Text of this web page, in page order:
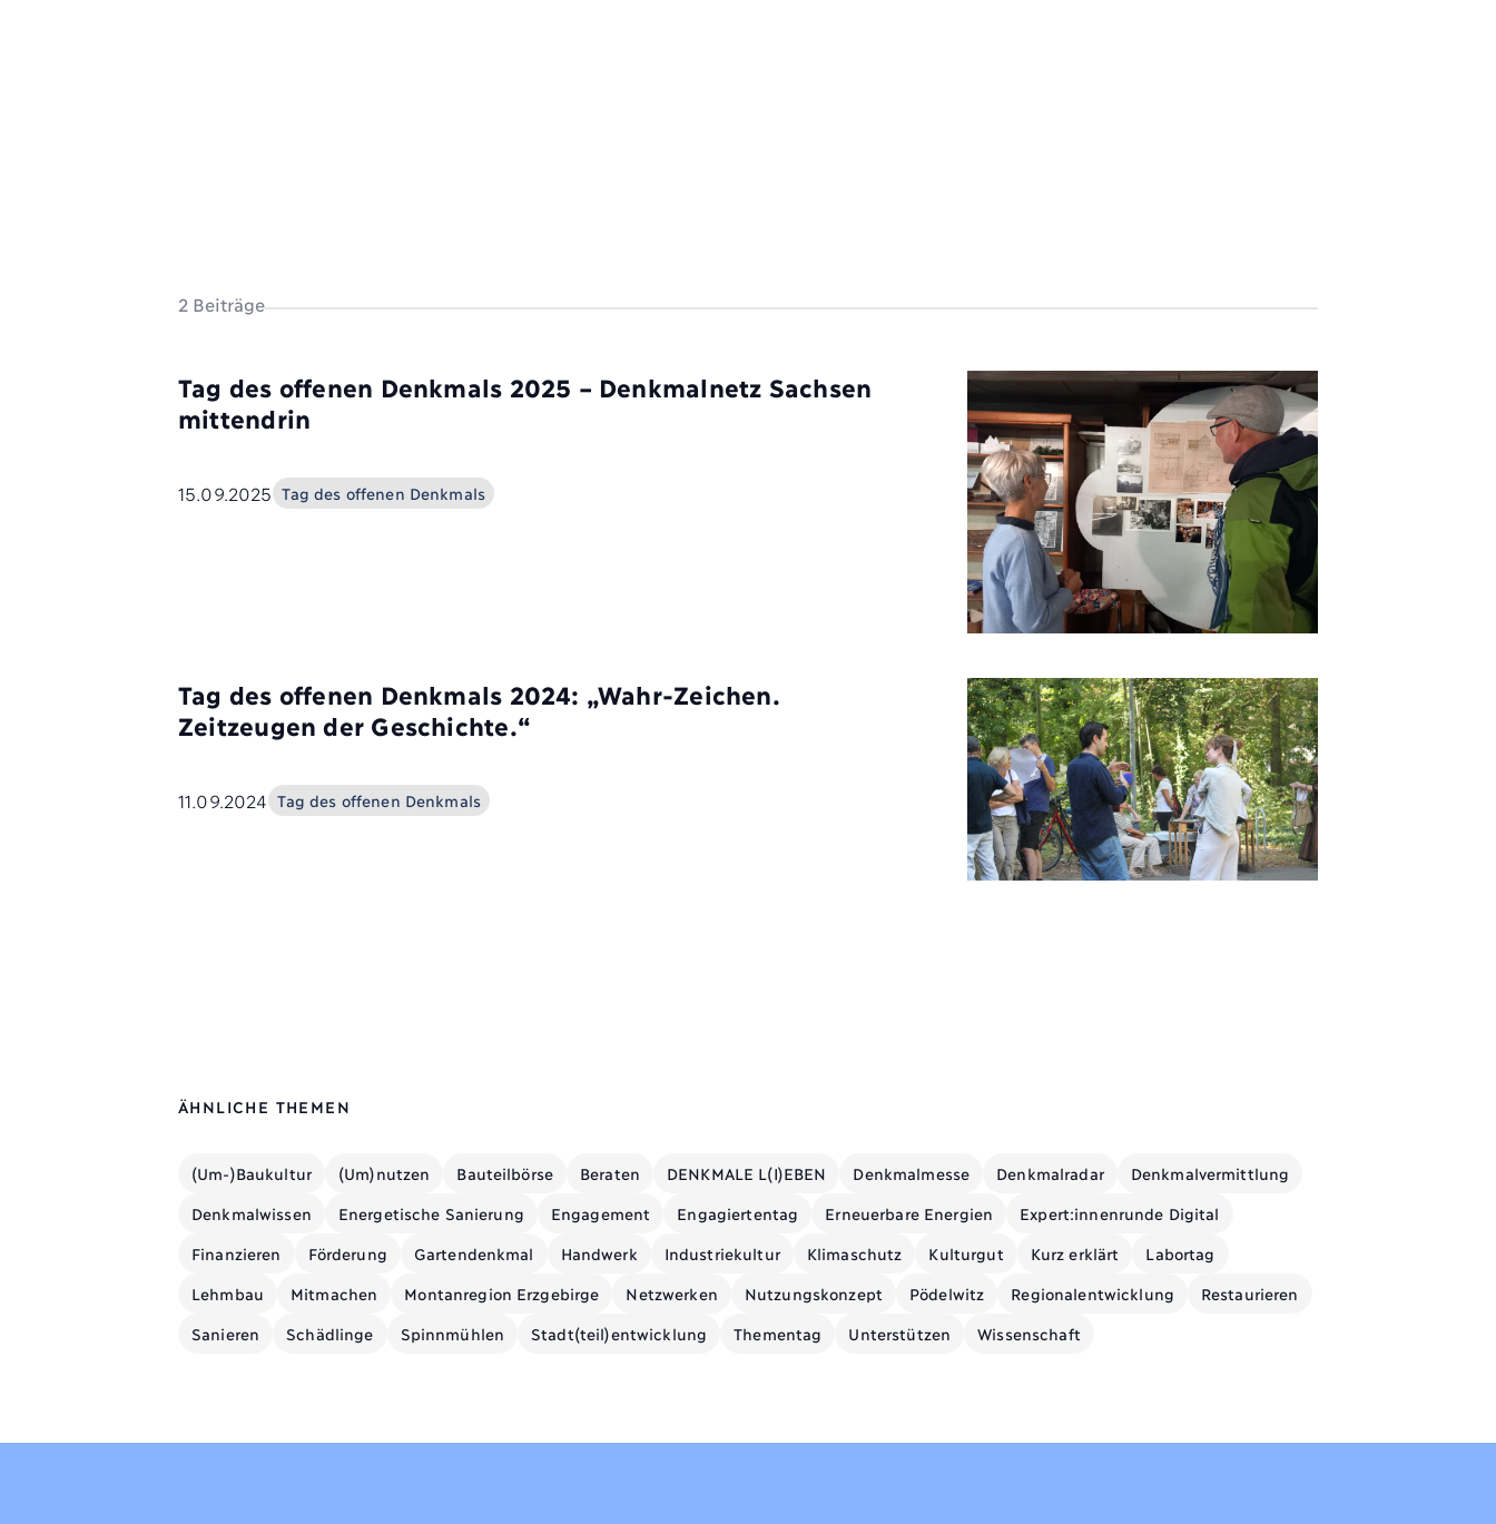
2 Beiträge
Tag des offenen Denkmals 2025 – Denkmalnetz Sachsen
mittendrin
15.09.2025 Tag des offenen Denkmals
Tag des offenen Denkmals 2024: „Wahr-Zeichen.
Zeitzeugen der Geschichte.“
11.09.2024 Tag des offenen Denkmals
ÄHNLICHE THEMEN
(Um-)Baukultur (Um)nutzen Bauteilbörse Beraten DENKMALE L(I)EBEN Denkmalmesse Denkmalradar Denkmalvermittlung
Denkmalwissen Energetische Sanierung Engagement Engagiertentag Erneuerbare Energien Expert:innenrunde Digital
Finanzieren Förderung Gartendenkmal Handwerk Industriekultur Klimaschutz Kulturgut Kurz erklärt Labortag
Lehmbau Mitmachen Montanregion Erzgebirge Netzwerken Nutzungskonzept Pödelwitz Regionalentwicklung Restaurieren
Sanieren Schädlinge Spinnmühlen Stadt(teil)entwicklung Thementag Unterstützen Wissenschaft